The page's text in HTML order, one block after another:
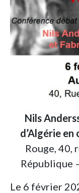
Nils
d’Algérie
Rouge, 40,
République
Le 6 février